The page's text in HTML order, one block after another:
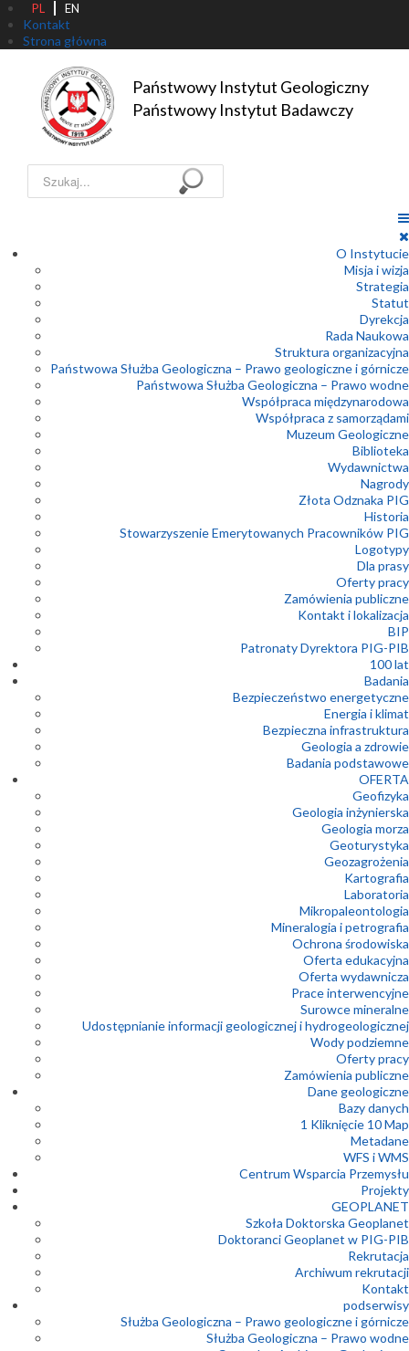
PL EN
Kontakt
Strona główna
Państwowy Instytut Geologiczny
Państwowy Instytut Badawczy
Szukaj...
O Instytucie
Misja i wizja
Strategia
Statut
Dyrekcja
Rada Naukowa
Struktura organizacyjna
Państwowa Służba Geologiczna – Prawo geologiczne i górnicze
Państwowa Służba Geologiczna – Prawo wodne
Współpraca międzynarodowa
Współpraca z samorządami
Muzeum Geologiczne
Biblioteka
Wydawnictwa
Nagrody
Złota Odznaka PIG
Historia
Stowarzyszenie Emerytowanych Pracowników PIG
Logotypy
Dla prasy
Oferty pracy
Zamówienia publiczne
Kontakt i lokalizacja
BIP
Patronaty Dyrektora PIG-PIB
100 lat
Badania
Bezpieczeństwo energetyczne
Energia i klimat
Bezpieczna infrastruktura
Geologia a zdrowie
Badania podstawowe
OFERTA
Geofizyka
Geologia inżynierska
Geologia morza
Geoturystyka
Geozagrożenia
Kartografia
Laboratoria
Mikropaleontologia
Mineralogia i petrografia
Ochrona środowiska
Oferta edukacyjna
Oferta wydawnicza
Prace interwencyjne
Surowce mineralne
Udostępnianie informacji geologicznej i hydrogeologicznej
Wody podziemne
Oferty pracy
Zamówienia publiczne
Dane geologiczne
Bazy danych
1 Kliknięcie 10 Map
Metadane
WFS i WMS
Centrum Wsparcia Przemysłu
Projekty
GEOPLANET
Szkoła Doktorska Geoplanet
Doktoranci Geoplanet w PIG-PIB
Rekrutacja
Archiwum rekrutacji
Kontakt
podserwisy
Służba Geologiczna – Prawo geologiczne i górnicze
Służba Geologiczna – Prawo wodne